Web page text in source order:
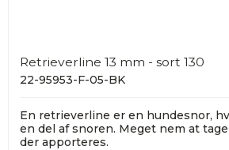
Retrieverline 13 mm - sort 130
22-95953-F-05-BK
En retrieverline er en hundesnor,
en del af snoren. Meget nem at
der apporteres.